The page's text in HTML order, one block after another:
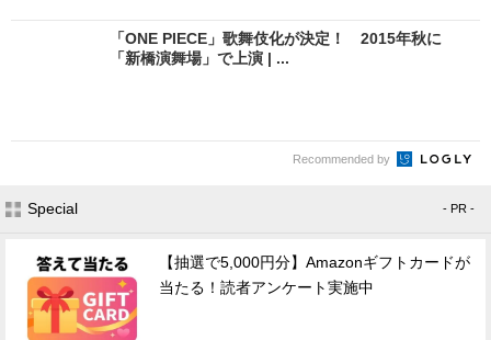
「ONE PIECE」歌舞伎化が決定！ 2015年秋に
「新橋演舞場」で上演 | ...
Recommended by
Special - PR -
【抽選で5,000円分】Amazonギフトカードが
当たる！読者アンケート実施中